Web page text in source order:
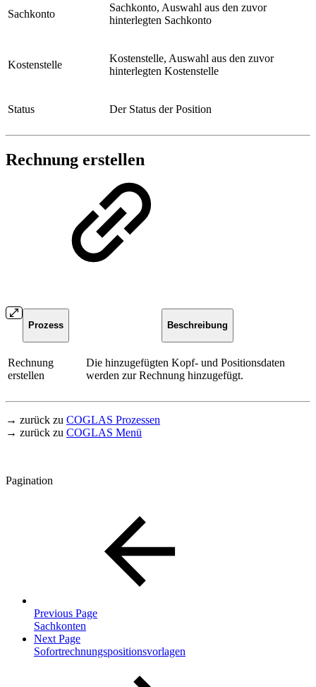
Sachkonto
Sachkonto, Auswahl aus den zuvor
hinterlegten Sachkonto
Kostenstelle
Kostenstelle, Auswahl aus den zuvor
hinterlegten Kostenstelle
Status Der Status der Position
Rechnung erstellen
Prozess Beschreibung
Rechnung
erstellen
Die hinzugefügten Kopf- und Positionsdaten
werden zur Rechnung hinzugefügt.
→ zurück zu COGLAS Prozessen
→ zurück zu COGLAS Menü
Pagination
Previous Page
Sachkonten
Next Page
Sofortrechnungspositionsvorlagen